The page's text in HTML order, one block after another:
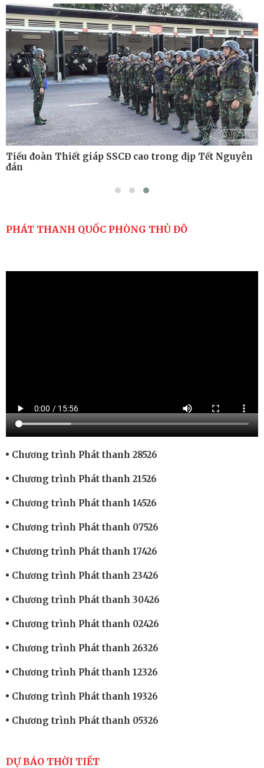
Tiểu đoàn Thiết giáp hoàn thành tốt diễn tập chiến
thuật có bắn đạn thật
Nơi sinh viên rèn ý trí, luyện kỹ năng
Tiểu đoàn Thiết giáp SSCĐ cao trong dịp Tết Nguyên
đán
PHÁT THANH QUỐC PHÒNG THỦ ĐÔ
Chương trình Phát thanh 28526
Chương trình Phát thanh 21526
Chương trình Phát thanh 14526
Chương trình Phát thanh 07526
Chương trình Phát thanh 17426
Chương trình Phát thanh 23426
Chương trình Phát thanh 30426
Chương trình Phát thanh 02426
Chương trình Phát thanh 26326
Chương trình Phát thanh 12326
Chương trình Phát thanh 19326
Chương trình Phát thanh 05326
DỰ BÁO THỜI TIẾT